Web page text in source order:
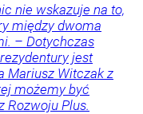
nie wskazuje na to,
między dwoma
– Dotychczas
jest
Mariusz Witczak z
możemy być
Rozwoju Plus.